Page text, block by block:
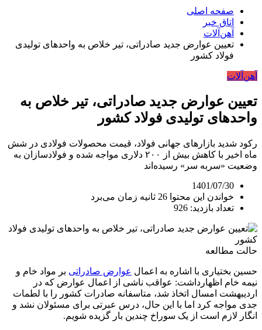
صفحه اصلی
اتاق خبر
آهن‌آلات
تعیین عوارض جدید صادراتی، تیر خلاص به واحدهای تولیدی
فولاد کشور
آهن‌آلات
تعیین عوارض جدید صادراتی، تیر خلاص به
واحدهای تولیدی فولاد کشور
رکود شدید بازارهای جهانی فولاد، قیمت‌ محصولات فولادی در شش
ماه اخیر با کاهش بیش از ۲۰۰ دلاری مواجه شده و فولادسازان به
وضعیت «سربه سر» رسیده‌اند
1401/07/30
خواندن این محتوا 26 ثانیه زمان می‌برد
تعداد بازدید: 926
حالت مطالعه
حسین بختیاری با اشاره به اعمال عوارض صادراتی بر مواد خام و
نیمه خام اظهارداشت: عواقب ناشی از اعمال عوارض که در
اردیبهشت امسال اتخاذ شد، متاسفانه صادرات کشور را با لطمات
جدی مواجه کرد اما با این حال، درس عبرتی برای مسئولان نشد و
انگار لازم است از یک سوراخ چندین بار گزیده شویم.